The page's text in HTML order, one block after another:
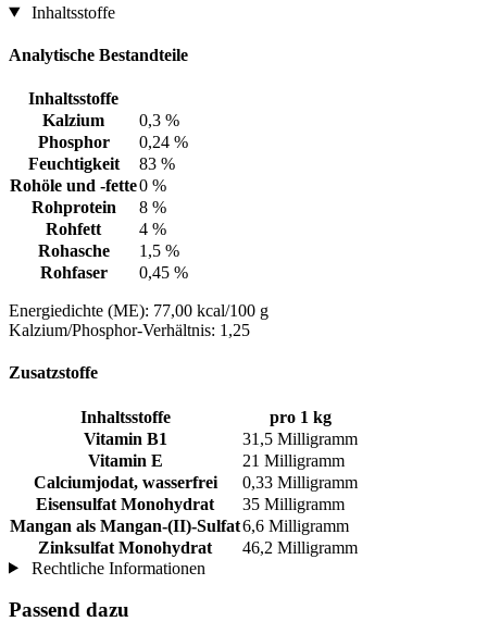
Inhaltsstoffe
Analytische Bestandteile
Inhaltsstoffe
Kalzium
0,3 %
Phosphor
0,24 %
Feuchtigkeit
83 %
Rohöle und -fette0 %
Rohprotein
8 %
Rohfett
4 %
Rohasche
1,5 %
Rohfaser
0,45 %
Energiedichte (ME): 77,00 kcal/100 g
Kalzium/Phosphor-Verhältnis: 1,25
Zusatzstoffe
Inhaltsstoffe
pro 1 kg
Vitamin B1
31,5 Milligramm
Vitamin E
21 Milligramm
Calciumjodat, wasserfrei
0,33 Milligramm
Eisensulfat Monohydrat
35 Milligramm
Mangan als Mangan-(II)-Sulfat6,6 Milligramm
Zinksulfat Monohydrat
46,2 Milligramm
Rechtliche Informationen
Passend dazu